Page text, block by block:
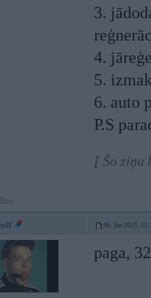
3.
4.
5.
6. auto
P.S
[ Šo ziņu
06. Jan 2021,
paga,